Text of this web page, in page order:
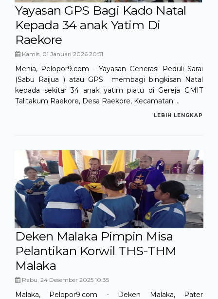
HUKUM KRIMINAL
GALERI
Yayasan GPS Bagi Kado Natal
Kepada 34 anak Yatim Di
Raekore
Kamis, 01 Januari 2026 20:51
Menia, Pelopor9.com - Yayasan Generasi Peduli Sarai
(Sabu Raijua ) atau GPS membagi bingkisan Natal
kepada sekitar 34 anak yatim piatu di Gereja GMIT
Talitakum Raekore, Desa Raekore, Kecamatan ...
LEBIH LENGKAP
Deken Malaka Pimpin Misa
Pelantikan Korwil THS-THM
Malaka
Rabu, 24 Desember 2025 10:35
Malaka, Pelopor9.com - Deken Malaka, Pater